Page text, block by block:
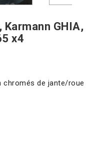
GHIA,
x4
chromés de jante/roue